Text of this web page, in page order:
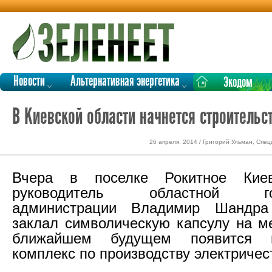
Новости Альтернативная энергетика Экодом
В Киевской области начнется
26 апреля, 2014 / Григорий Ульман,
Вчера в поселке Рокитное
руководитель областной
администрации Владимир Шандра
заклал символическую капсулу на
ближайшем будущем появится
комплекс по производству